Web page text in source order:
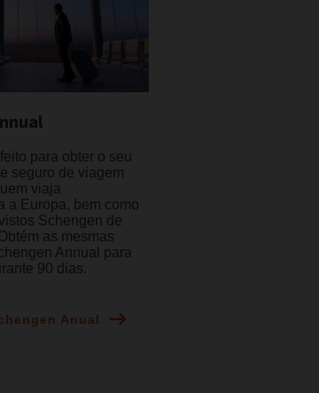
para obter o seu
seguro de viagem
viaja
a Europa, bem como
Schengen de
as mesmas
Annual para
90 dias.
Anual